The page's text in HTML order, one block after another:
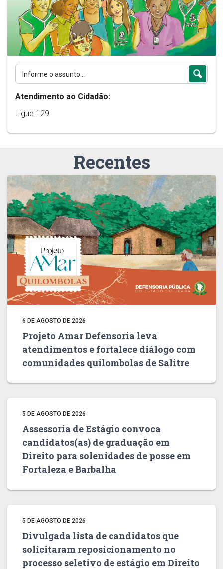
Atendimento ao Cidadão:
Ligue 129
Recentes
6 DE AGOSTO DE 2026
Projeto Amar Defensoria leva
atendimentos e fortalece diálogo com
comunidades quilombolas de Salitre
5 DE AGOSTO DE 2026
Assessoria de Estágio convoca
candidatos(as) de graduação em
Direito para solenidades de posse em
Fortaleza e Barbalha
5 DE AGOSTO DE 2026
Divulgada lista de candidatos que
solicitaram reposicionamento no
processo seletivo de estágio em Direito